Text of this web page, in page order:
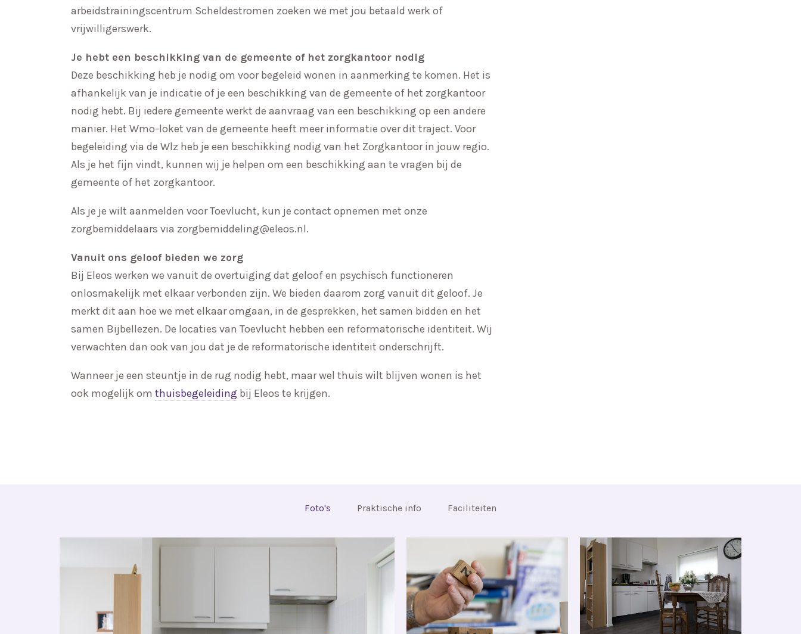
arbeidstrainingscentrum Scheldestromen zoeken we met jou betaald werk of
vrijwilligerswerk.
Je hebt een beschikking van de gemeente of het zorgkantoor nodig
Deze beschikking heb je nodig om voor begeleid wonen in aanmerking te komen. Het is
afhankelijk van je indicatie of je een beschikking van de gemeente of het zorgkantoor
nodig hebt. Bij iedere gemeente werkt de aanvraag van een beschikking op een andere
manier. Het Wmo-loket van de gemeente heeft meer informatie over dit traject. Voor
begeleiding via de Wlz heb je een beschikking nodig van het Zorgkantoor in jouw regio.
Als je het fijn vindt, kunnen wij je helpen om een beschikking aan te vragen bij de
gemeente of het zorgkantoor.
Als je je wilt aanmelden voor Toevlucht, kun je contact opnemen met onze
zorgbemiddelaars via zorgbemiddeling@eleos.nl.
Vanuit ons geloof bieden we zorg
Bij Eleos werken we vanuit de overtuiging dat geloof en psychisch functioneren
onlosmakelijk met elkaar verbonden zijn. We bieden daarom zorg vanuit dit geloof. Je
merkt dit aan hoe we met elkaar omgaan, in de gesprekken, het samen bidden en het
samen Bijbellezen. De locaties van Toevlucht hebben een reformatorische identiteit. Wij
verwachten dan ook van jou dat je de reformatorische identiteit onderschrijft.
Wanneer je een steuntje in de rug nodig hebt, maar wel thuis wilt blijven wonen is het
ook mogelijk om thuisbegeleiding bij Eleos te krijgen.
Foto's Praktische info Faciliteiten